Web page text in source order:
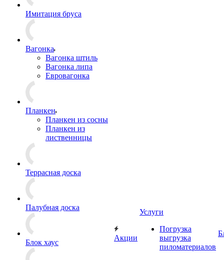
Имитация бруса
Вагонка
Вагонка штиль
Вагонка липа
Евровагонка
Планкен
Планкен из сосны
Планкен из
лиственницы
Террасная доска
Палубная доска
Блок хаус
Акции
Услуги
Погрузка
выгрузка
пиломатериалов